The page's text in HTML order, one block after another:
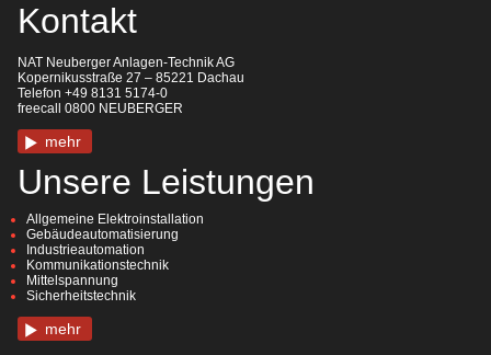
Kontakt
NAT Neuberger Anlagen-Technik AG
Kopernikusstraße 27 – 85221 Dachau
Telefon +49 8131 5174-0
freecall 0800 NEUBERGER
mehr
Unsere Leistungen
Allgemeine Elektroinstallation
Gebäudeautomatisierung
Industrieautomation
Kommunikationstechnik
Mittelspannung
Sicherheitstechnik
mehr